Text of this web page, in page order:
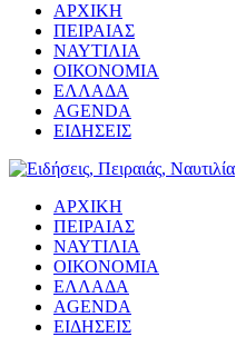
ΑΡΧΙΚΗ
ΠΕΙΡΑΙΑΣ
ΝΑΥΤΙΛΙΑ
ΟΙΚΟΝΟΜΙΑ
ΕΛΛΑΔΑ
AGENDA
ΕΙΔΗΣΕΙΣ
ΑΡΧΙΚΗ
ΠΕΙΡΑΙΑΣ
ΝΑΥΤΙΛΙΑ
ΟΙΚΟΝΟΜΙΑ
ΕΛΛΑΔΑ
AGENDA
ΕΙΔΗΣΕΙΣ